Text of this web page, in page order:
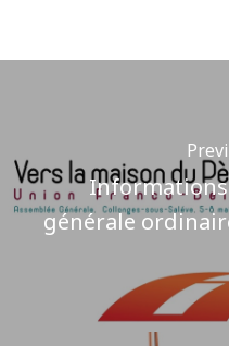
Informations
générale